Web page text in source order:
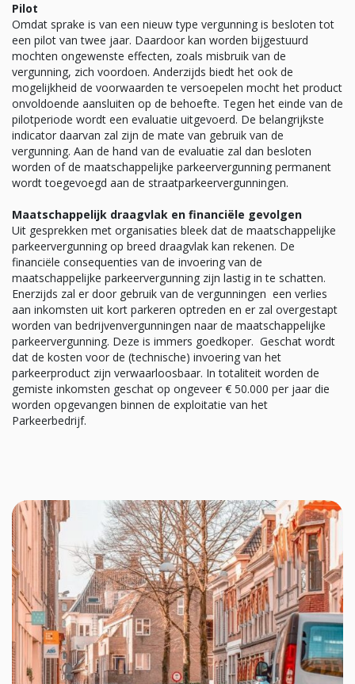
Pilot
Omdat sprake is van een nieuw type vergunning is besloten tot
een pilot van twee jaar. Daardoor kan worden bijgestuurd
mochten ongewenste effecten, zoals misbruik van de
vergunning, zich voordoen. Anderzijds biedt het ook de
mogelijkheid de voorwaarden te versoepelen mocht het product
onvoldoende aansluiten op de behoefte. Tegen het einde van de
pilotperiode wordt een evaluatie uitgevoerd. De belangrijkste
indicator daarvan zal zijn de mate van gebruik van de
vergunning. Aan de hand van de evaluatie zal dan besloten
worden of de maatschappelijke parkeervergunning permanent
wordt toegevoegd aan de straatparkeervergunningen.
Maatschappelijk draagvlak en financiële gevolgen
Uit gesprekken met organisaties bleek dat de maatschappelijke
parkeervergunning op breed draagvlak kan rekenen. De
financiële consequenties van de invoering van de
maatschappelijke parkeervergunning zijn lastig in te schatten.
Enerzijds zal er door gebruik van de vergunningen een verlies
aan inkomsten uit kort parkeren optreden en er zal overgestapt
worden van bedrijvenvergunningen naar de maatschappelijke
parkeervergunning. Deze is immers goedkoper. Geschat wordt
dat de kosten voor de (technische) invoering van het
parkeerproduct zijn verwaarloosbaar. In totaliteit worden de
gemiste inkomsten geschat op ongeveer € 50.000 per jaar die
worden opgevangen binnen de exploitatie van het
Parkeerbedrijf.